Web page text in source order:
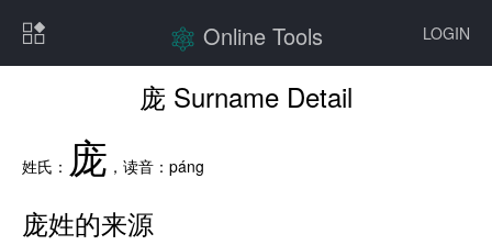
LOGIN
Online Tools
庞 Surname Detail
姓氏： 庞 ，读音： páng
庞姓的来源